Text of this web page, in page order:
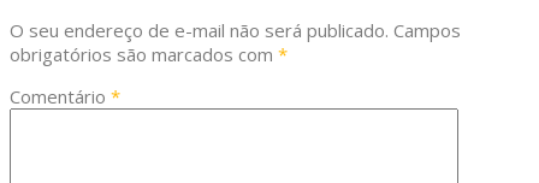
O seu endereço de e-mail não será publicado. Campos
obrigatórios são marcados com *
Comentário *